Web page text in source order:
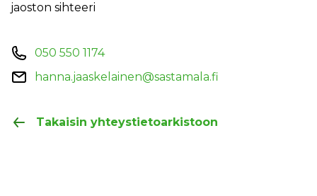
jaoston sihteeri
050 550 1174
hanna.jaaskelainen@sastamala.fi
Takaisin yhteystietoarkistoon